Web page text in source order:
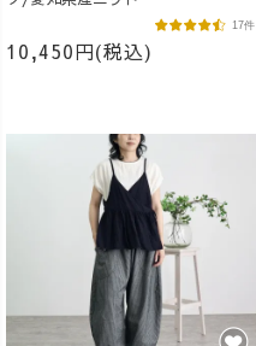
10,450円(税込)
17件